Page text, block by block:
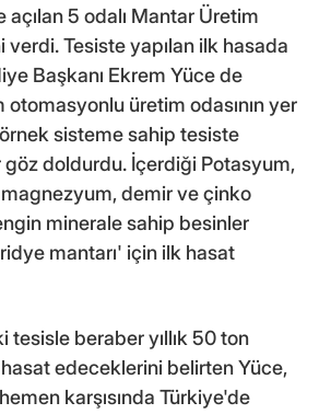
5 odalı Mantar Üretim
verdi. Tesiste yapılan ilk hasada
Başkanı Ekrem Yüce de
otomasyonlu üretim odasının yer
örnek sisteme sahip tesiste
doldurdu. İçerdiği Potasyum,
demir ve çinko
minerale sahip besinler
mantarı' için ilk hasat
tesisle beraber yıllık 50 ton
edeceklerini belirten Yüce,
karşısında Türkiye'de